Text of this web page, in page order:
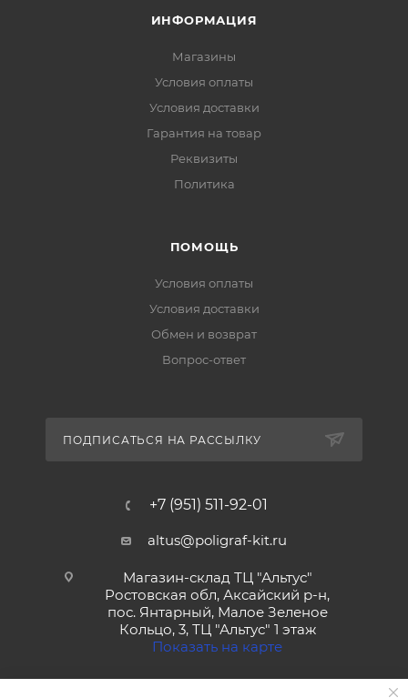
ИНФОРМАЦИЯ
Магазины
Условия оплаты
Условия доставки
Гарантия на товар
Реквизиты
Политика
ПОМОЩЬ
Условия оплаты
Условия доставки
Обмен и возврат
Вопрос-ответ
ПОДПИСАТЬСЯ НА РАССЫЛКУ
+7 (951) 511-92-01
altus@poligraf-kit.ru
Магазин-склад ТЦ "Альтус"
Ростовская обл, Аксайский р-н,
пос. Янтарный, Малое Зеленое
Кольцо, 3, ТЦ "Альтус" 1 этаж
Показать на карте